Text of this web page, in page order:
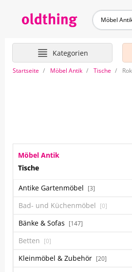
Möbel
Kategorien
Startseite Möbel Antik Tische
Möbel Antik
Tische
Antike Gartenmöbel [3]
Bad- und Küchenmöbel [0]
Bänke & Sofas [147]
Betten [0]
Kleinmöbel & Zubehör [20]